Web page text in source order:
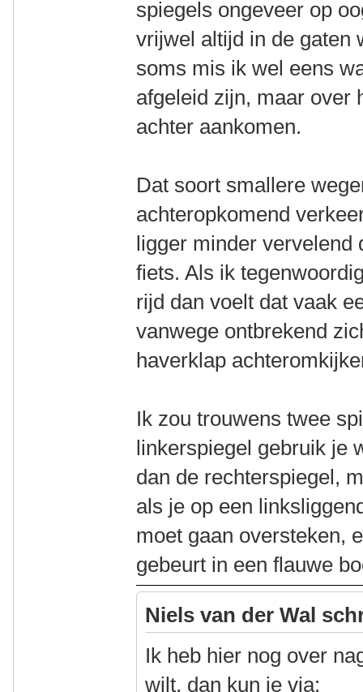
spiegels ongeveer op
vrijwel altijd in de gaten
soms mis ik wel eens
afgeleid zijn, maar over
achter aankomen.
Dat soort smallere
achteropkomend
ligger minder vervelend
fiets. Als ik
rijd dan voelt dat vaak
vanwege ontbrekend
haverklap
Ik zou trouwens twee
linkerspiegel gebruik je
dan de rechterspiegel,
als je op een
moet gaan oversteken,
gebeurt in een flauwe
Niels van der Wal
Ik heb hier nog over
wilt, dan kun je via: